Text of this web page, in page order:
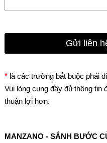
*là các trường bắt buộc phải
Vui lòng cung đầy đủ thông tin
thuận lợi hơn.
MANZANO - SÁNH BƯỚC